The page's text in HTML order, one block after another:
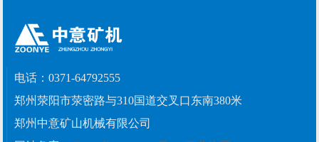
电话： 0371-64792555
郑州荥阳市荥密路与310国道交叉口东南380米
郑州中意矿山机械有限公司